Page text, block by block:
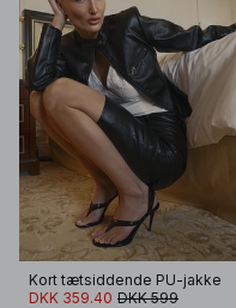
Kort tætsiddende PU-jakke
DKK 359.40 DKK 599